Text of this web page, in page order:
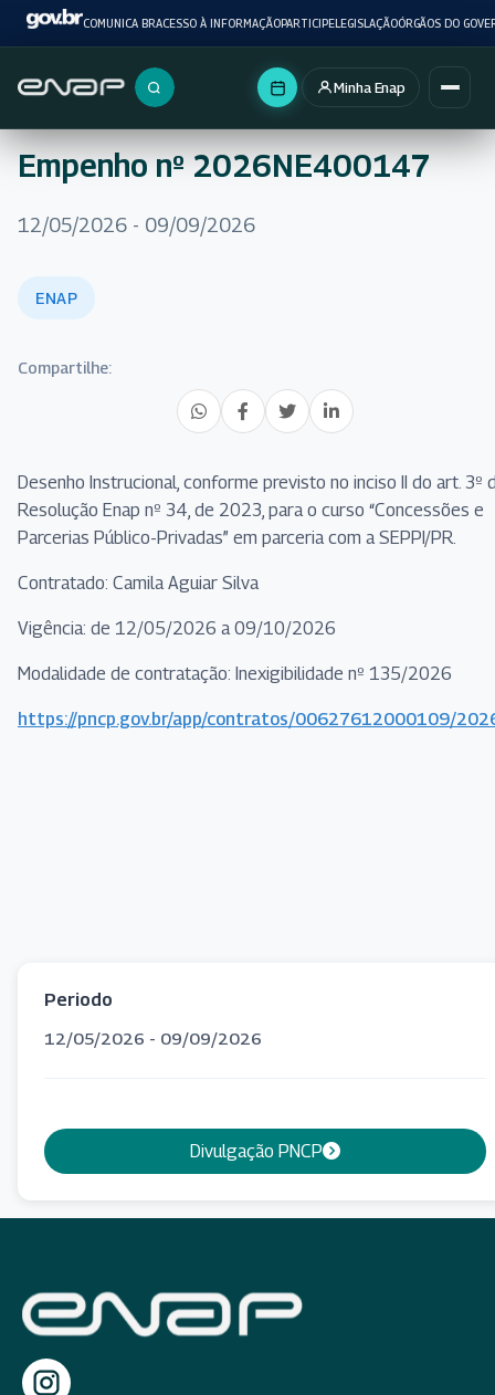
COMUNICA BRACESSO À INFORMAÇÃOPARTICIPELEGISLAÇÃOÓRGÃOS DO
Buscar no portal
Minha Enap
Empenho nº 2026NE400147
12/05/2026 - 09/09/2026
ENAP
Compartilhe:
Desenho Instrucional, conforme previsto no inciso II do art. 3º
Resolução Enap nº 34, de 2023, para o curso “Concessões e
Parcerias Público-Privadas” em parceria com a SEPPI/PR.
Contratado: Camila Aguiar Silva
Vigência: de 12/05/2026 a 09/10/2026
Modalidade de contratação: Inexigibilidade nº 135/2026
https://pncp.gov.br/app/contratos/00627612000109/
Periodo
12/05/2026 - 09/09/2026
Divulgação PNCP